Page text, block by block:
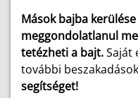
Mások bajba
meggondolatlanul
tetézheti a bajt.Saját
további
segítséget!